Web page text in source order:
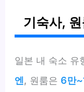
기숙사,
일본 내 숙소 유
엔, 원룸은6만